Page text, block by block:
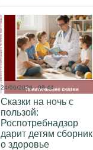
24/06/2026 - 09:44
Сказки на ночь с
пользой:
Роспотребнадзор
дарит детям сборник
о здоровье